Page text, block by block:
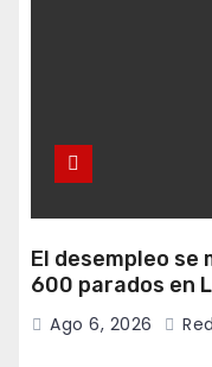
El desempleo se
600 parados en
Ago 6, 2026